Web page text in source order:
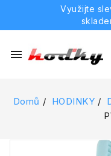
Využijte
menu
Domů HODINKY